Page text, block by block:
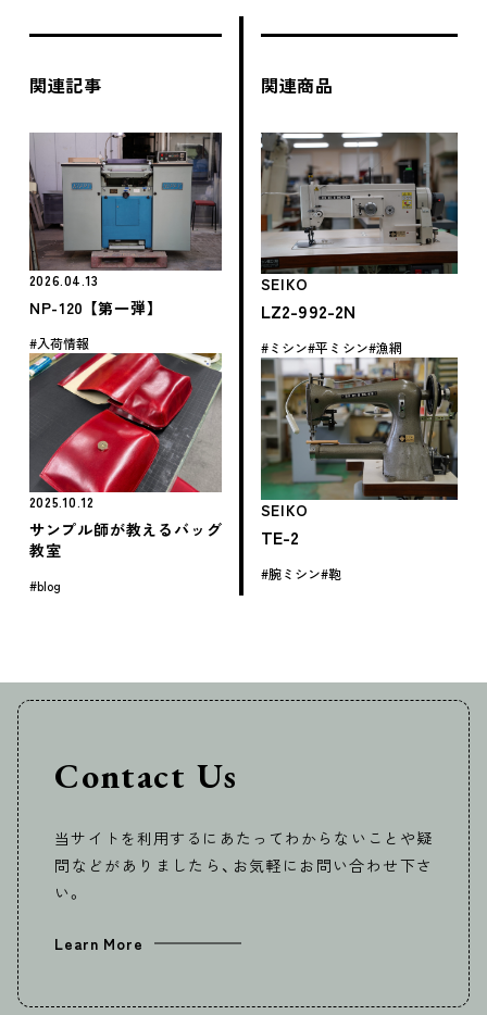
関連記事
2026.04.13
NP-120 【第一弾】
入荷情報
2025.10.12
サンプル師が教えるバッグ
教室
blog
関連商品
SEIKO
LZ2-992-2N
ミシン 平ミシン 漁網
SEIKO
TE-2
腕ミシン 鞄
Contact Us
当サイトを利用するにあたってわからないことや疑
問などがありましたら、お気軽にお問い合わせ下さ
い。
Learn More